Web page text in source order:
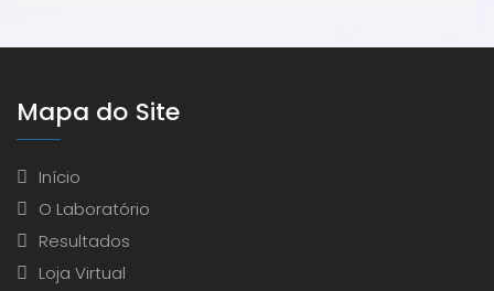
Mapa do Site
Início
O Laboratório
Resultados
Loja Virtual